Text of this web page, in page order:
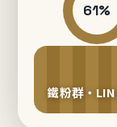
61%
鐵粉群・